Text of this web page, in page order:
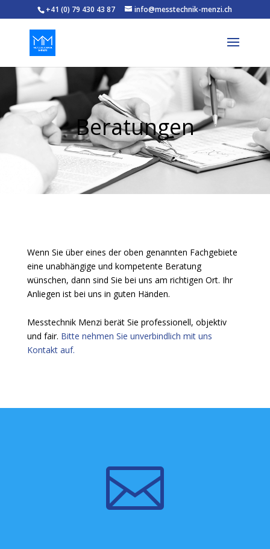
+41 (0) 79 430 43 87 info@messtechnik-menzi.ch
Beratungen
Wenn Sie über eines der oben genannten Fachgebiete
eine unabhängige und kompetente Beratung
wünschen, dann sind Sie bei uns am richtigen Ort. Ihr
Anliegen ist bei uns in guten Händen.
Messtechnik Menzi berät Sie professionell, objektiv
und fair. Bitte nehmen Sie unverbindlich mit uns
Kontakt auf.
